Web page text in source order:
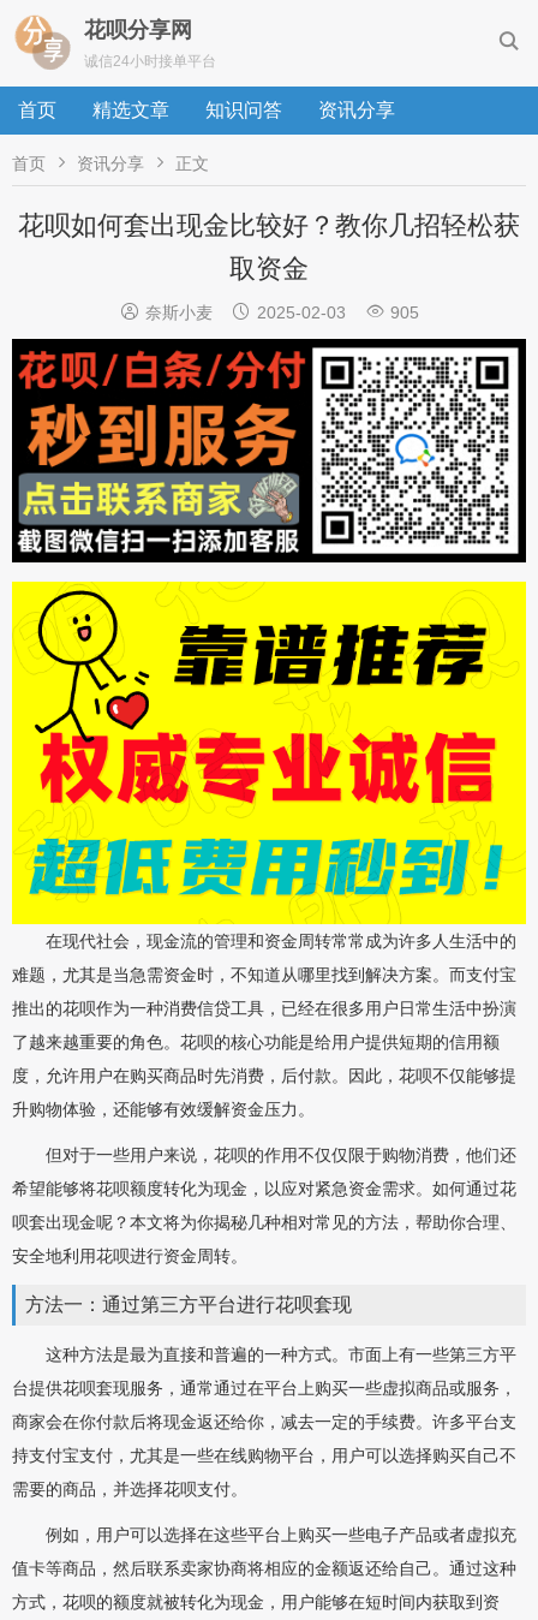

花呗分享网
诚信24小时接单平台
首页 精选文章 知识问答 资讯分享
首页  资讯分享  正文
花呗如何套出现金比较好？教你几招轻松获
取资金
 奈斯小麦  2025-02-03  905
在现代社会，现金流的管理和资金周转常常成为许多人生活中的
难题，尤其是当急需资金时，不知道从哪里找到解决方案。而支付宝
推出的花呗作为一种消费信贷工具，已经在很多用户日常生活中扮演
了越来越重要的角色。花呗的核心功能是给用户提供短期的信用额
度，允许用户在购买商品时先消费，后付款。因此，花呗不仅能够提
升购物体验，还能够有效缓解资金压力。
但对于一些用户来说，花呗的作用不仅仅限于购物消费，他们还
希望能够将花呗额度转化为现金，以应对紧急资金需求。如何通过花
呗套出现金呢？本文将为你揭秘几种相对常见的方法，帮助你合理、
安全地利用花呗进行资金周转。
方法一：通过第三方平台进行花呗套现
这种方法是最为直接和普遍的一种方式。市面上有一些第三方平
台提供花呗套现服务，通常通过在平台上购买一些虚拟商品或服务，
商家会在你付款后将现金返还给你，减去一定的手续费。许多平台支
持支付宝支付，尤其是一些在线购物平台，用户可以选择购买自己不
需要的商品，并选择花呗支付。
例如，用户可以选择在这些平台上购买一些电子产品或者虚拟充
值卡等商品，然后联系卖家协商将相应的金额返还给自己。通过这种
方式，花呗的额度就被转化为现金，用户能够在短时间内获取到资